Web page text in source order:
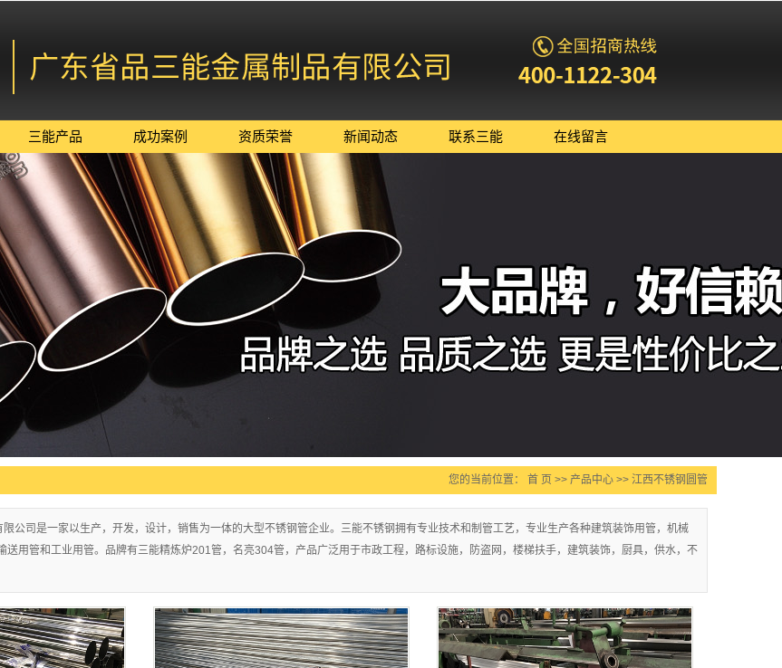
三能产品
江西不锈钢管
江西不锈钢欧式
管
江西不锈钢木纹
管
江西不锈钢异型
管
江西可定制不锈
钢管
江西不锈钢立柱
江西不锈钢配件
成功案例 资质荣誉 新闻动态
公司新闻
行业新闻
技术知识
联系三能 在线留言
您的当前位置： 首 页 >> 产品中心 >> 江西不锈钢圆管
公司是一家以生产，开发，设计，销售为一体的大型不锈钢管企业。三能不锈钢拥有专业技术和制管工艺，专业生产各种建筑装饰用管，机械
送用管和工业用管。品牌有三能精炼炉201管，名亮304管，产品广泛用于市政工程，路标设施，防盗网，楼梯扶手，建筑装饰，厨具，供水，不